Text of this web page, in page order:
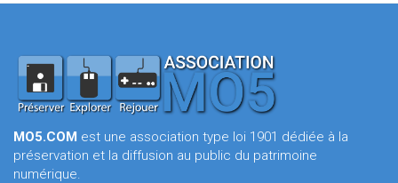
MO5.COM est une association type loi 1901 dédiée à la
préservation et la diffusion au public du patrimoine
numérique.